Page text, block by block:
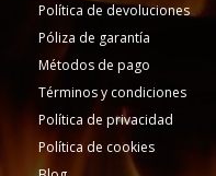
Política de devoluciones
Póliza de garantía
Métodos de pago
Términos y condiciones
Política de privacidad
Política de cookies